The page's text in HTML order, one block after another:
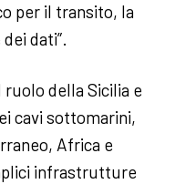
per il transito, la
dati”.
ruolo della Sicilia e
cavi sottomarini,
Africa e
infrastrutture